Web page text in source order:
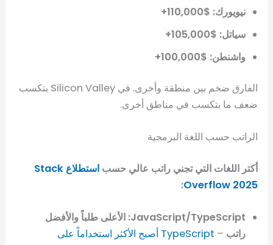
نيويورك: $110,000+
سياتل: $105,000+
واشنطن: $100,000+
الفارق ضخم بين منطقة وأخرى. في Silicon Valley بتكسب
ضعف ما بتكسب في مناطق أخرى.
الراتب حسب اللغة البرمجية
أكتر اللغات التي تجني راتب عالي حسب
استطلاع Stack
Overflow 2025
:
JavaScript/TypeScript: الأعلى طلباً والأفضل
راتب –
TypeScript أصبح الأكثر استخداماً على